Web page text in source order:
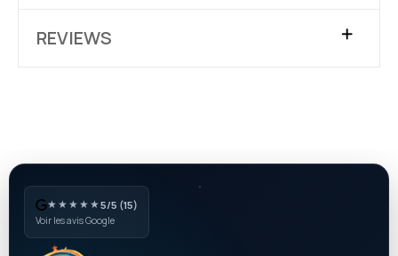
REVIEWS
★★★★★5/5 (15)
Voir les avis Google